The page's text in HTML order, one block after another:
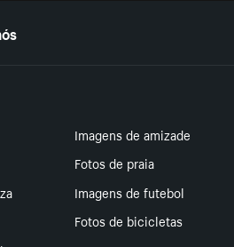
Imagens de amizade
Fotos de praia
Imagens de futebol
Fotos de bicicletas